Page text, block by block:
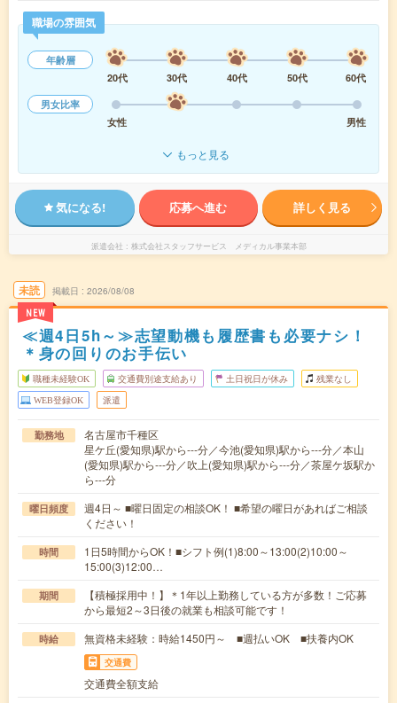
職場の雰囲気
年齢層
20代
30代 40代 50代
60代
男女比率
女性
男性
もっと見る
気になる! 応募へ進む 詳しく見る
派遣会社 株式会社スタッフサービス メディカル事業本部
未読
NEW
掲載日 2026/08/08
≪週4日5h～≫志望動機も履歴書も必要ナシ！
＊身の回りのお手伝い
職種未経験OK 交通費別途支給あり 土日祝日が休み 残業なし
WEB登録OK 派遣
勤務地
名古屋市千種区
星ケ丘(愛知県)駅から---分／今池(愛知県)駅から---分／本山
(愛知県)駅から---分／吹上(愛知県)駅から---分／茶屋ケ坂駅か
ら---分
曜日頻度
週4日～ ■曜日固定の相談OK！ ■希望の曜日があればご相談
ください！
時間
1日5時間からOK！■シフト例(1)8:00～13:00(2)10:00～
15:00(3)12:00…
期間
【積極採用中！】＊1年以上勤務している方が多数！ご応募
から最短2～3日後の就業も相談可能です！
時給 無資格未経験：時給1450円～ ■週払いOK ■扶養内OK
交通費
交通費全額支給